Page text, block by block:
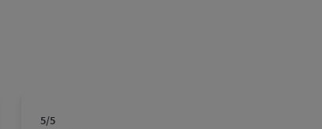
5/5Note de 5 sur 5